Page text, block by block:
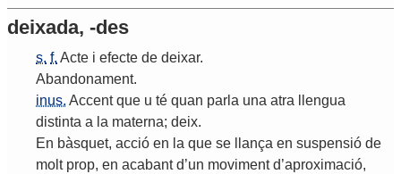
deixada, -des
s. f. Acte i efecte de deixar.
Abandonament.
inus. Accent que u té quan parla una atra
llengua
distinta a la materna; deix.
En bàsquet, acció en la que se llança en suspensió de
molt prop, en acabant d’un moviment d’aproximació,